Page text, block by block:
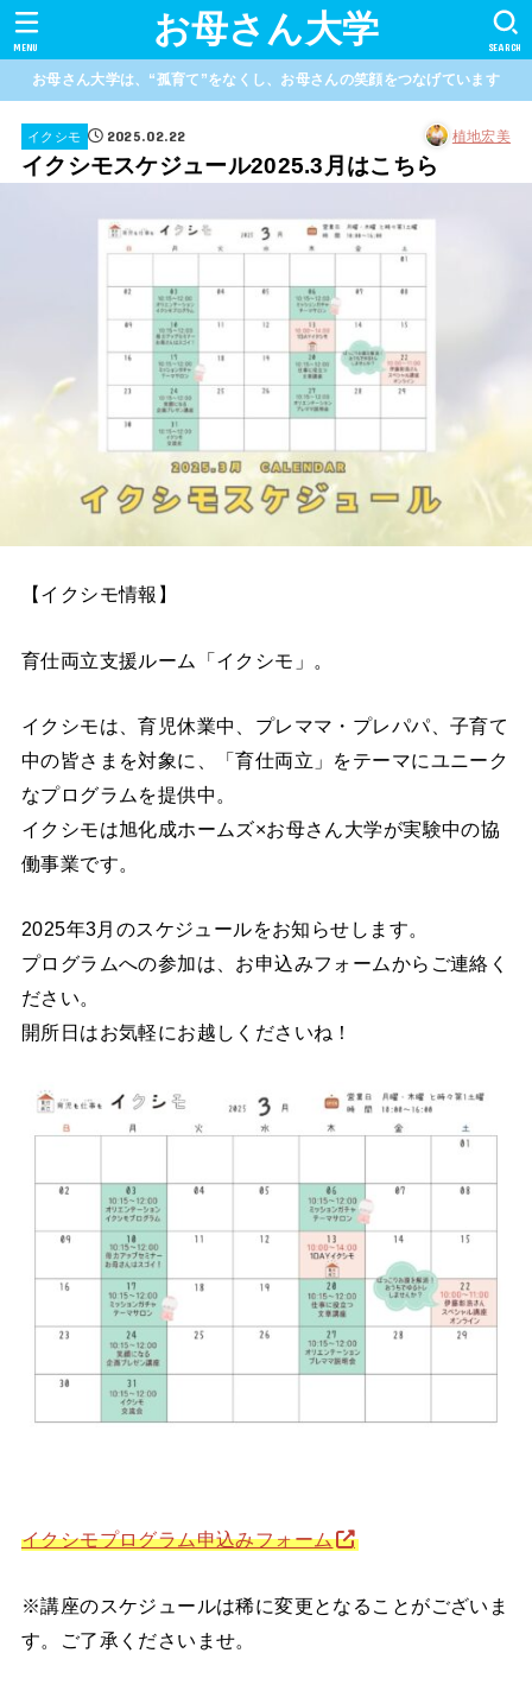
お母さん大学 SEARCH
MENU
お母さん大学は、“孤育て”をなくし、お母さんの笑顔をつなげています
イクシモ 2025.02.22 植地宏美
イクシモスケジュール2025.3月はこちら
【イクシモ情報】
育仕両立支援ルーム「イクシモ」。
イクシモは、育児休業中、プレママ・プレパパ、子育て
中の皆さまを対象に、「育仕両立」をテーマにユニーク
なプログラムを提供中。
イクシモは旭化成ホームズ×お母さん大学が実験中の協
働事業です。
2025年3月のスケジュールをお知らせします。
プログラムへの参加は、お申込みフォームからご連絡く
ださい。
開所日はお気軽にお越しくださいね！
イクシモプログラム申込みフォーム
※講座のスケジュールは稀に変更となることがございま
す。ご了承くださいませ。